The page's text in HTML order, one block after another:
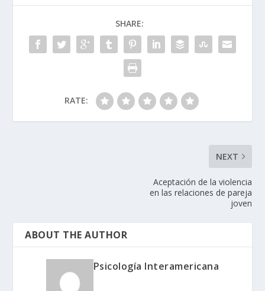
SHARE:
RATE:
NEXT
Aceptación de la violencia
en las relaciones de pareja
joven
ABOUT THE AUTHOR
Psicología Interamericana